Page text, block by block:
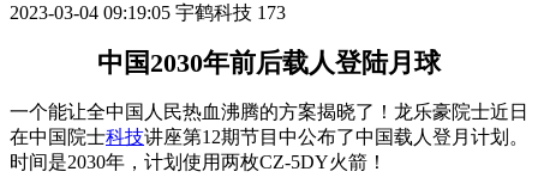
2023-03-04 09:19:05 宇鹤科技 173
中国2030年前后载人登陆月球
一个能让全中国人民热血沸腾的方案揭晓了！龙乐豪院士近日
在中国院士科技讲座第12期节目中公布了中国载人登月计划。
时间是2030年，计划使用两枚CZ-5DY火箭！